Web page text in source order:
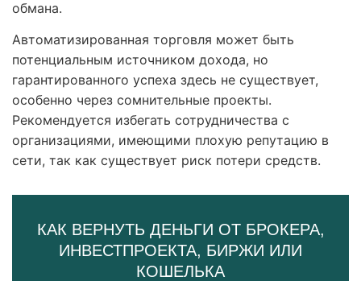
обмана.
Автоматизированная торговля может быть
потенциальным источником дохода, но
гарантированного успеха здесь не существует,
особенно через сомнительные проекты.
Рекомендуется избегать сотрудничества с
организациями, имеющими плохую репутацию в
сети, так как существует риск потери средств.
КАК ВЕРНУТЬ ДЕНЬГИ ОТ БРОКЕРА,
ИНВЕСТПРОЕКТА, БИРЖИ ИЛИ
КОШЕЛЬКА